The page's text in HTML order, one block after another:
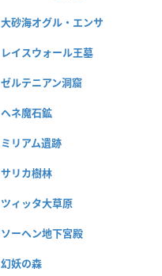
大砂海オグル・エンサ
レイスウォール王墓
ゼルテニアン洞窟
ヘネ魔石鉱
ミリアム遺跡
サリカ樹林
ツィッタ大草原
ソーヘン地下宮殿
幻妖の森